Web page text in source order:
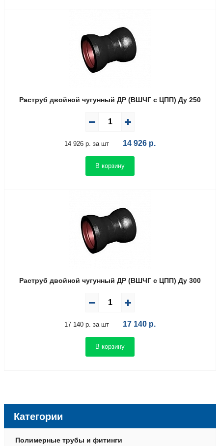
Раструб двойной чугунный ДР (ВШЧГ с ЦПП) Ду 250
14 926 р. за шт 14 926 р.
В корзину
Раструб двойной чугунный ДР (ВШЧГ с ЦПП) Ду 300
17 140 р. за шт 17 140 р.
В корзину
Категории
Полимерные трубы и фитинги